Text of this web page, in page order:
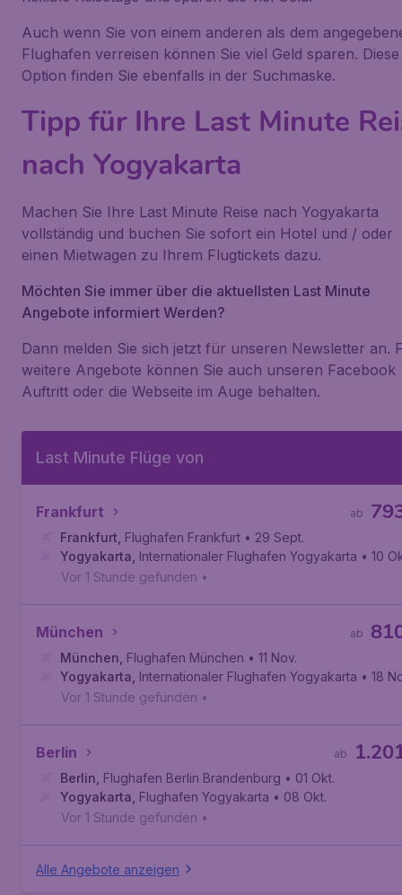
Auch wenn Sie von einem anderen als dem
Flughafen verreisen können Sie viel Geld sparen. Diese
Option finden Sie ebenfalls in der Suchmaske.
Tipp für Ihre Last Minute
nach Yogyakarta
Machen Sie Ihre Last Minute Reise nach Yogyakarta
vollständig und buchen Sie sofort ein Hotel und / oder
einen Mietwagen zu Ihrem Flugtickets dazu.
Möchten Sie immer über die aktuellsten Last Minute
Angebote informiert Werden?
Dann melden Sie sich jetzt für unseren Newsletter an.
weitere Angebote können Sie auch unseren Facebook
Auftritt oder die Webseite im Auge behalten.
Last Minute Flüge von
Frankfurt ab
Frankfurt Flughafen Frankfurt • 29 Sept.
Yogyakarta Internationaler Flughafen Yogyakarta • 10
Vor 1 Stunde gefunden •
München ab
München Flughafen München • 11 Nov.
Yogyakarta Internationaler Flughafen Yogyakarta • 18
Vor 1 Stunde gefunden •
Berlin ab
Berlin Flughafen Berlin Brandenburg • 01 Okt.
Yogyakarta Flughafen Yogyakarta • 08 Okt.
Vor 1 Stunde gefunden •
Alle Angebote anzeigen